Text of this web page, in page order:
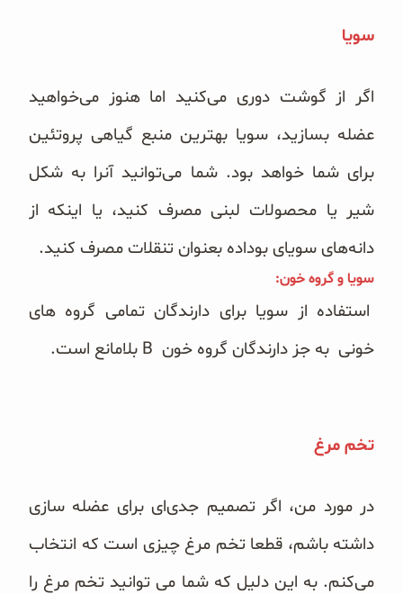
سویا
اگر از گوشت دوری می‌کنید اما هنوز می‌خواهید
عضله بسازید، سویا بهترین منبع گیاهی پروتئین
برای شما خواهد بود. شما می‌توانید آنرا به شکل
شیر یا محصولات لبنی مصرف کنید، یا اینکه از
دانه‌های سویای بوداده بعنوان تنقلات مصرف کنید.
سویا و گروه خون:
استفاده از سویا برای دارندگان تمامی گروه های
خونی به جز دارندگان گروه خون B
بلامانع است.
تخم مرغ
در مورد من، اگر تصمیم جدی‌ای برای عضله سازی
داشته باشم، قطعا تخم مرغ چیزی است که انتخاب
می‌کنم. به این دلیل که شما می توانید تخم مرغ را